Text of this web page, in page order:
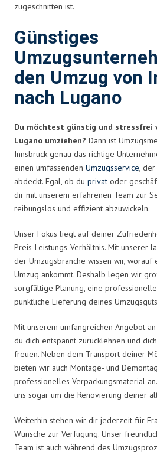
zugeschnitten ist.
Günstiges
den Umzug von
nach Lugano
Du möchtest günstig und stressfrei
Lugano umziehen? Dann ist
Innsbruck genau das richtige
einen umfassenden Umzugsservice,
abdeckt. Egal, ob du privat oder
dir mit unserem erfahrenen Team zur
reibungslos und effizient abzuwickeln.
Unser Fokus liegt auf deiner
Preis-Leistungs-Verhältnis. Mit unserer
der Umzugsbranche wissen wir,
Umzug ankommt. Deshalb legen wir
sorgfältige Planung, eine
pünktliche Lieferung deines
Mit unserem umfangreichen Angebot
du dich entspannt zurücklehnen und
freuen. Neben dem Transport deiner
bieten wir auch Montage- und
professionelles Verpackungsmaterial
uns sogar um die Renovierung deiner
Weiterhin stehen wir dir jederzeit für
Wünsche zur Verfügung. Unser
Team ist auch während des